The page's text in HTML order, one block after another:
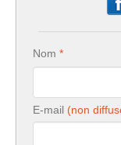
Nom
E-mail